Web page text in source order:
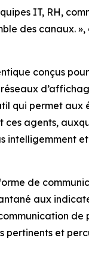
IT, RH,
des canaux. »,
conçus
qui permet aux
agents,
intelligemment
de
aux
de
pertinents et